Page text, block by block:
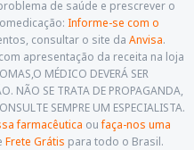
de saúde e prescrever o
Informe-se com o
consultar o site da Anvisa.
apresentação da receita na loja
MÉDICO DEVERÁ SER
NÃO SE TRATA DE PROPAGANDA,
SEMPRE UM ESPECIALISTA.
farmacêutica oufaça-nos uma
Frete Grátis para todo o Brasil.